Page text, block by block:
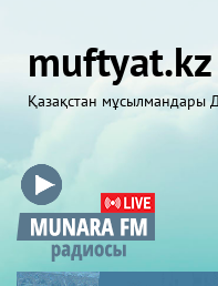
muftyat.kz
Қазақстан мұсылмандары